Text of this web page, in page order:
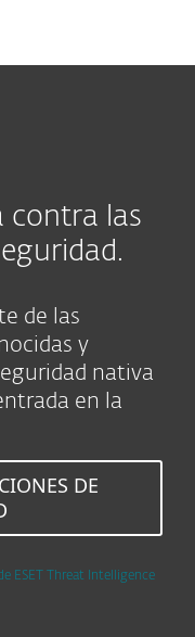
contra las
de las
y
nativa
en la
DE
ESET Threat Intelligence